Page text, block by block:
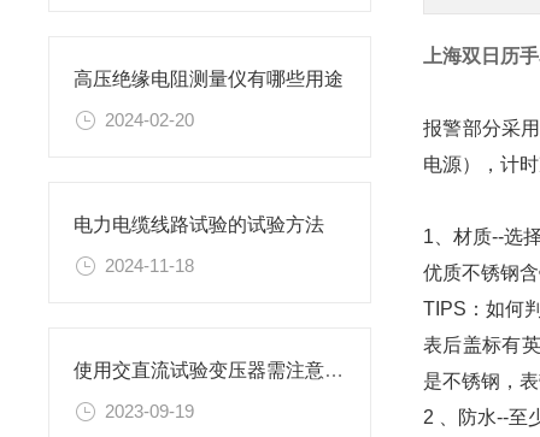
高压绝缘电阻测量仪有哪些用途
2024-02-20
电力电缆线路试验的试验方法
2024-11-18
使用交直流试验变压器需注意的细节有哪些
2023-09-19
上海双日历
报警部分采
电源），计
1、材质--选
优质不锈钢
TIPS：如何
表后盖标有
是不锈钢，
2 、防水--至